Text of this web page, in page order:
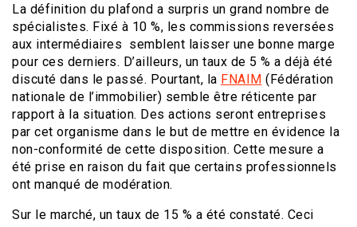
La définition du plafond a surpris un grand nombre de
spécialistes. Fixé à 10 %, les commissions reversées
aux intermédiaires semblent laisser une bonne marge
pour ces derniers. D’ailleurs, un taux de 5 % a déjà été
discuté dans le passé. Pourtant, la FNAIM (Fédération
nationale de l’immobilier) semble être réticente par
rapport à la situation. Des actions seront entreprises
par cet organisme dans le but de mettre en évidence la
non-conformité de cette disposition. Cette mesure a
été prise en raison du fait que certains professionnels
ont manqué de modération.
Sur le marché, un taux de 15 % a été constaté. Ceci